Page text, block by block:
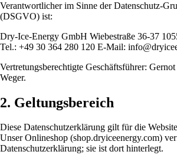
Verantwortlicher im Sinne der Datenschutz-
(DSGVO) ist:
Dry-Ice-Energy GmbH Wiebestraße 36-37
Tel.: +49 30 364 280 120 E-Mail:
Vertretungsberechtigte Geschäftsführer:
Weger.
2. Geltungsbereich
Diese Datenschutzerklärung gilt für die
Unser Onlineshop (shop.dryiceenergy.com)
Datenschutzerklärung; sie ist dort hinterlegt.